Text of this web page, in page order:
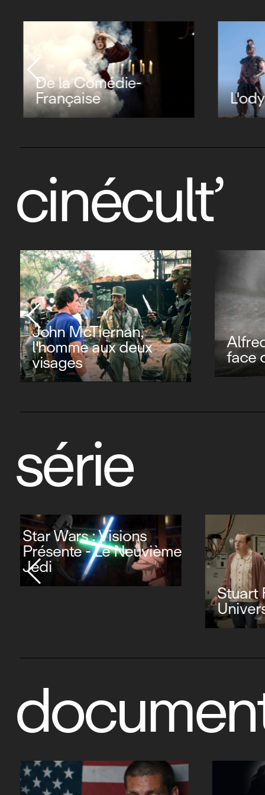
De la Comédie-
Française
cinécult’
John Carpenter, esprit
rebelle Paul
série
Stuart Fails to Save the